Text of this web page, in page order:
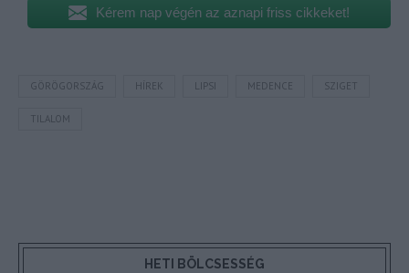
Kérem nap végén az aznapi friss cikkeket!
GÖRÖGORSZÁG HÍREK LIPSI MEDENCE SZIGET
TILALOM
HETI BÖLCSESSÉG